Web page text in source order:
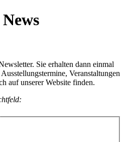
Sie erhalten dann einmal
Veranstaltungen
auf unserer Website finden.